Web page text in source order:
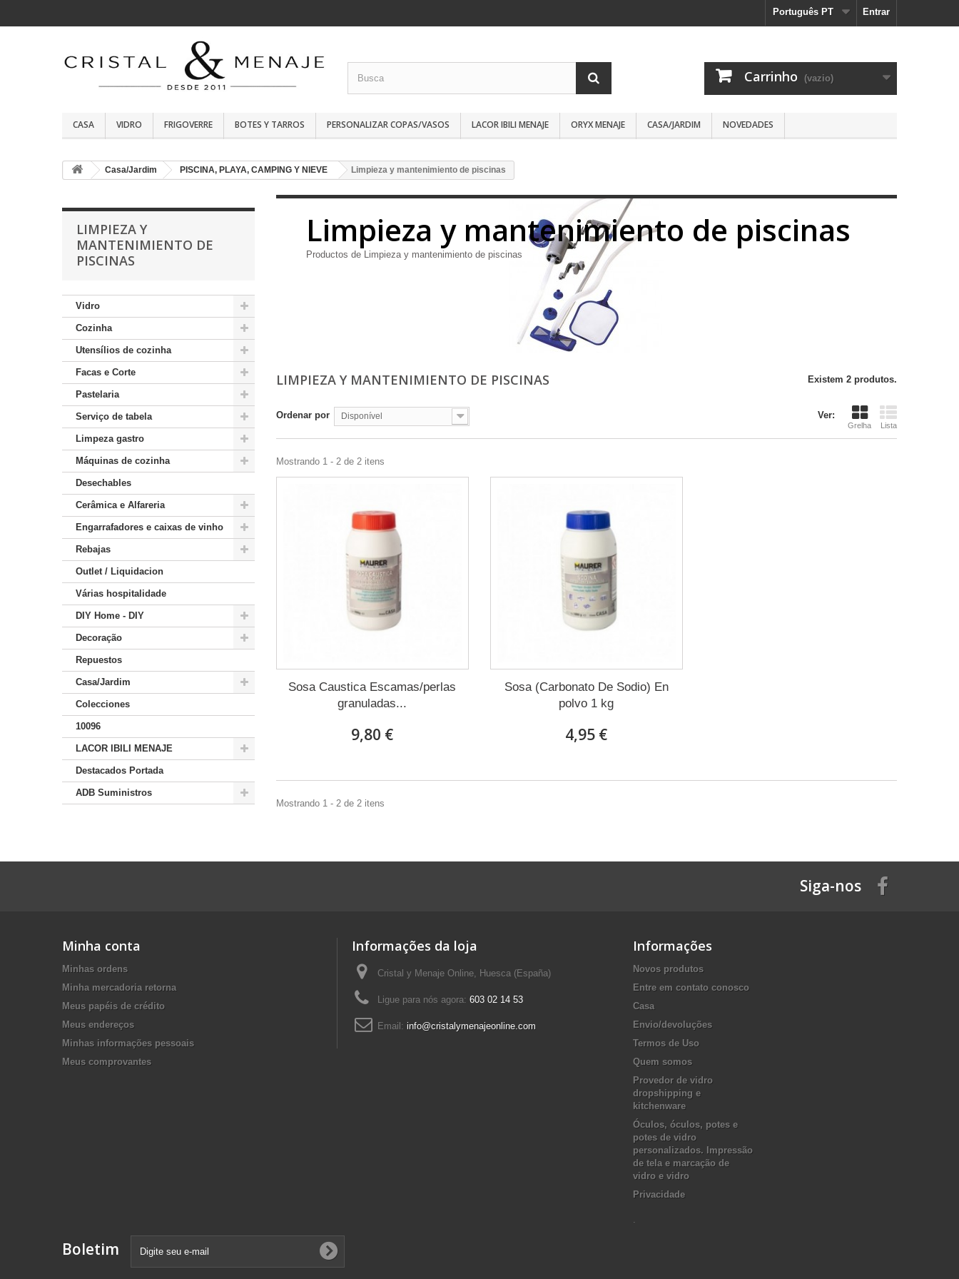
Entrar
Português PT
Carrinho (vazio)
CASA VIDRO FRIGOVERRE BOTES Y TARROS PERSONALIZAR COPAS/VASOS LACOR IBILI MENAJE ORYX MENAJE CASA/JARDIM NOVEDADES
Casa/Jardim PISCINA, PLAYA, CAMPING Y NIEVE Limpieza y mantenimiento de piscinas
LIMPIEZA Y
MANTENIMIENTO DE
PISCINAS
Vidro
Cozinha
Utensílios de cozinha
Facas e Corte
Pastelaria
Serviço de tabela
Limpeza gastro
Máquinas de cozinha
Desechables
Cerâmica e Alfareria
Engarrafadores e caixas de vinho
Rebajas
Outlet / Liquidacion
Várias hospitalidade
DIY Home - DIY
Decoração
Repuestos
Casa/Jardim
Colecciones
10096
LACOR IBILI MENAJE
Destacados Portada
ADB Suministros
Limpieza y mantenimiento de piscinas
Productos de Limpieza y mantenimiento de piscinas
LIMPIEZA Y MANTENIMIENTO DE PISCINAS Existem 2 produtos.
Ver:
Grelha Lista
Ordenar por Disponível
Mostrando 1 - 2 de 2 itens
Sosa Caustica Escamas/perlas
granuladas...
9,80 €
Sosa (Carbonato De Sodio) En
polvo 1 kg
4,95 €
Mostrando 1 - 2 de 2 itens
Siga-nos
Minha conta
Minhas ordens
Minha mercadoria retorna
Meus papéis de crédito
Meus endereços
Minhas informações pessoais
Meus comprovantes
Informações da loja
Cristal y Menaje Online, Huesca (España)
Ligue para nós agora: 603 02 14 53
Email: info@cristalymenajeonline.com
Informações
Novos produtos
Entre em contato conosco
Casa
Envio/devoluções
Termos de Uso
Quem somos
Provedor de vidro
dropshipping e
kitchenware
Óculos, óculos, potes e
potes de vidro
personalizados. Impressão
de tela e marcação de
vidro e vidro
Privacidade
.
Boletim